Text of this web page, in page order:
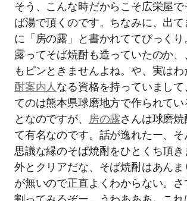
そう、こんな時だからこそ広栄屋
ば湯で頂くのです。ちなみに、出
に「房の露」と書かれててびっく
露ってそば焼酎も造っていたのか
もピンときませんよね。や、実はわ
酎案内人なる資格を持っていまし
てのは熊本県球磨地方で作られてい
となのですが、 房の露さんは球磨
て有名なのです。話が逸れたー、
思議な縁のそば焼酎をひとくち頂
外とクリアだな、そば焼酎はあんま
が無いので正直よくわからない。